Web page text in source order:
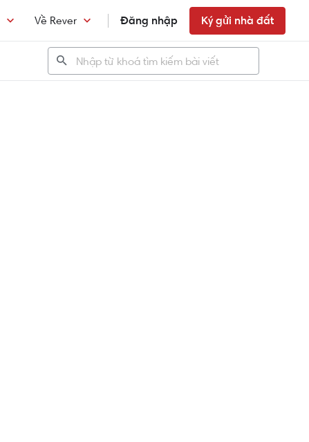
Về Rever Đăng nhập Ký gửi nhà đất